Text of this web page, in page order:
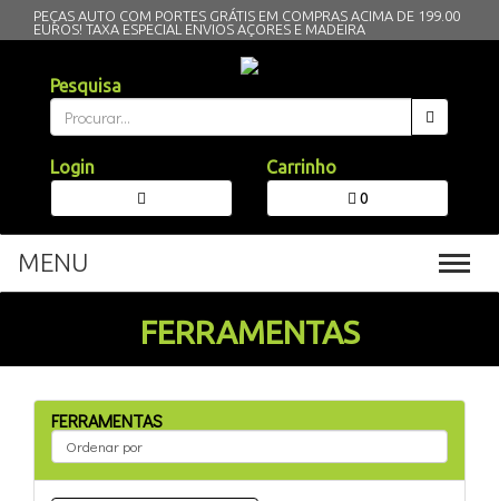
PEÇAS AUTO COM PORTES GRÁTIS EM COMPRAS ACIMA DE 199.00
EUROS! TAXA ESPECIAL ENVIOS AÇORES E MADEIRA
Pesquisa
Login Carrinho
0
MENU
FERRAMENTAS
FERRAMENTAS